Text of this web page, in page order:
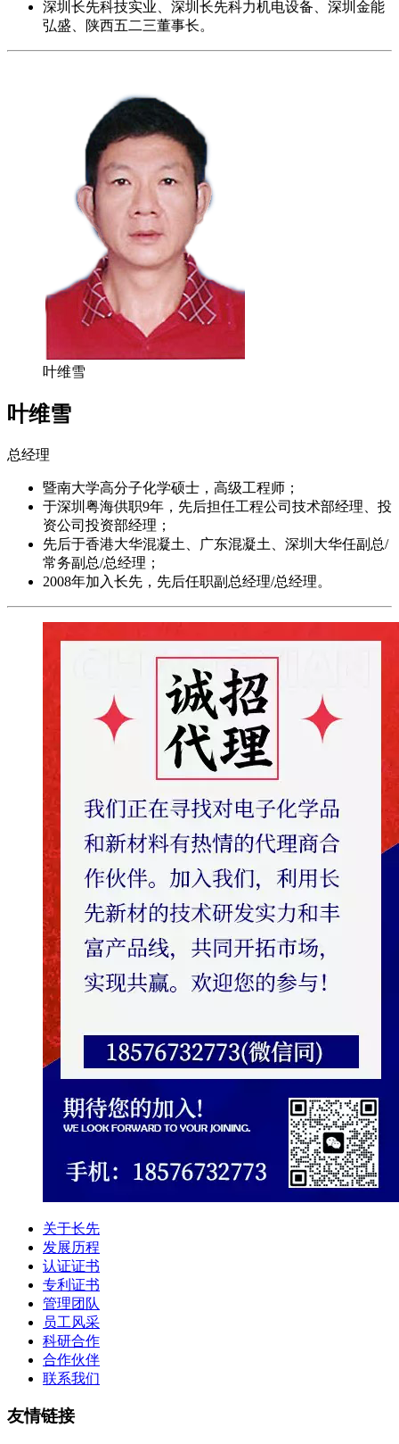
深圳长先科技实业、深圳长先科力机电设备、深圳金能
弘盛、陕西五二三董事长。
叶维雪
叶维雪
总经理
暨南大学高分子化学硕士，高级工程师；
于深圳粤海供职9年，先后担任工程公司技术部经理、投
资公司投资部经理；
先后于香港大华混凝土、广东混凝土、深圳大华任副总/
常务副总/总经理；
2008年加入长先，先后任职副总经理/总经理。
关于长先
发展历程
认证证书
专利证书
管理团队
员工风采
科研合作
合作伙伴
联系我们
友情链接